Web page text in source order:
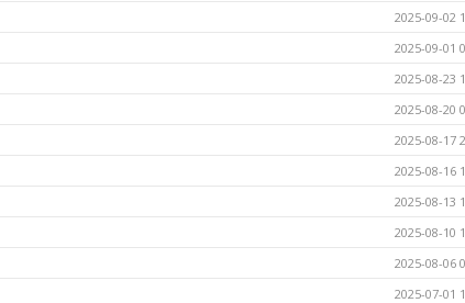
2025-09-02
2025-09-01
2025-08-23
2025-08-20
2025-08-17
2025-08-16
2025-08-13
2025-08-10
2025-08-06
2025-07-01